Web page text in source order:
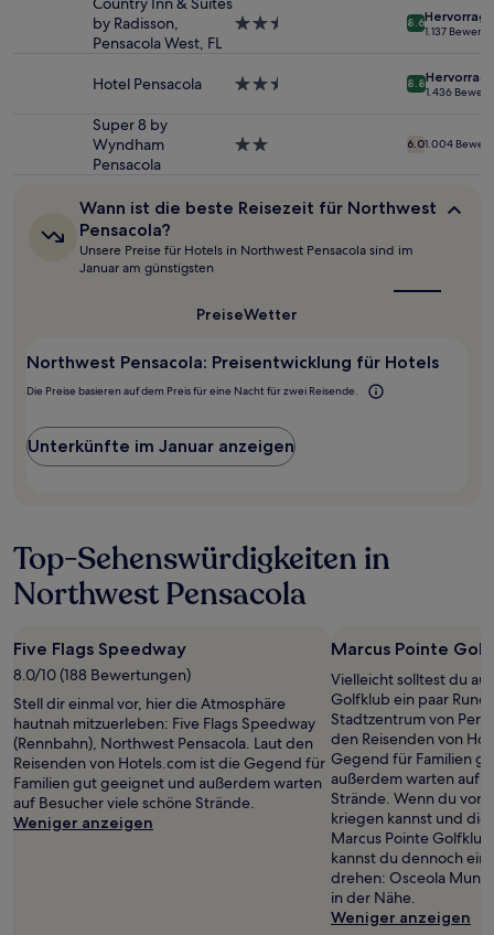
Verfügbarkeiten
Bedingungen
by Radisson,
Pensacola West, FL
2.5-
8.6
1.137
Hotel Pensacola
2.5-
8.8
1.436
Super 8 by
Wyndham
Pensacola
2.0-
6.01.004
Wann
ist
die
beste
Reisezeit
Wann ist die beste Reisezeit für Northwest
Pensacola?
Unsere Preise für Hotels in Northwest Pensacola sind im
Januar am günstigsten
PreiseWetter
Northwest Pensacola: Preisentwicklung für Hotels
Die Preise basieren auf dem Preis für eine Nacht für zwei Reisende.
Unterkünfte im Januar anzeigen
Top-Sehenswürdigkeiten in
Northwest Pensacola
Five Flags Speedway
8.0/10 (188 Bewertungen)
Stell dir einmal vor, hier die Atmosphäre
hautnah mitzuerleben: Five Flags Speedway
(Rennbahn), Northwest Pensacola. Laut den
Reisenden von Hotels.com ist die Gegend für
Familien gut geeignet und außerdem warten
auf Besucher viele schöne Strände.
Weniger anzeigen
Marcus Pointe
Vielleicht solltest du
Golfklub ein paar
Stadtzentrum von
den Reisenden von
Gegend für Familien
außerdem warten auf
Strände. Wenn du
kriegen kannst und
Marcus Pointe
kannst du dennoch
drehen: Osceola
in der Nähe.
Weniger anzeigen